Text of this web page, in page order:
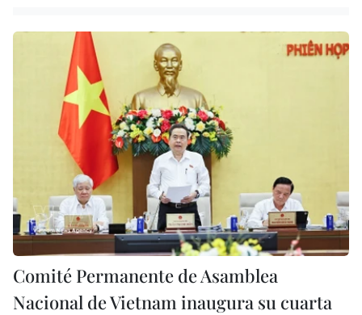
Comité Permanente de Asamblea
Nacional de Vietnam inaugura su cuarta